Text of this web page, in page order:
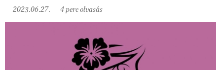
2023.06.27. 4 perc olvasás